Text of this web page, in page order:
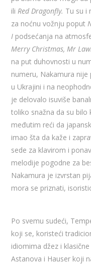
ili Red Dragonfly. Tu su i
za noćnu vožnju poput
I podsećanja na
Merry Christmas, Mr
na put duhovnosti u
numeru, Nakamura
u Ukrajini i na
je delovalo isuviše
toliko snažna da su bilo
međutim reći da
imao šta da kaže i
sede za klavirom i
melodije pogodne za
Nakamura je izvrstan
mora se priznati,
Po svemu sudeći,
koji se, koristeći
idiomima džez i
Astanova i Hauser koji